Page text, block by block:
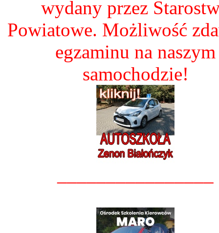
wydany przez
Powiatowe. Możliwość
egzaminu na naszym
samochodzie!